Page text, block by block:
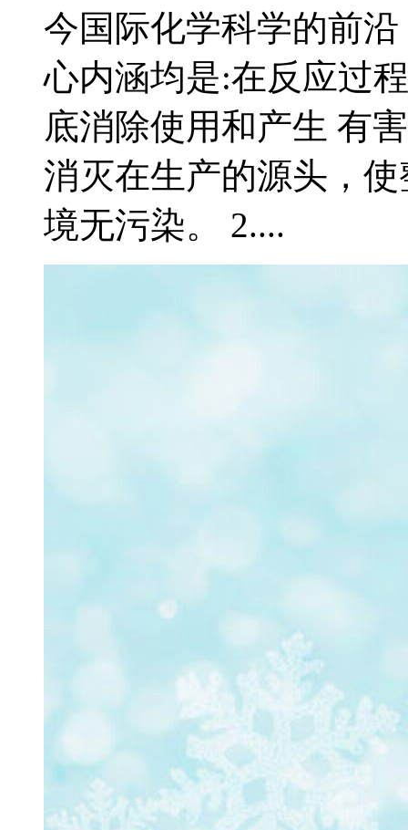
今国际化学科学的前
心内涵均是:在反应过
底消除使用和产生 有
消灭在生产的源头，
境无污染。 2....